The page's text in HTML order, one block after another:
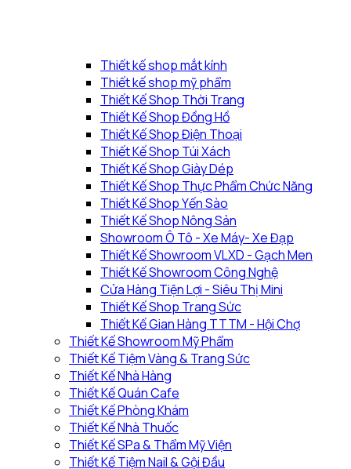
Thiết kế shop mắt kính
Thiết kế shop mỹ phẩm
Thiết Kế Shop Thời Trang
Thiết Kế Shop Đồng Hồ
Thiết Kế Shop Điện Thoại
Thiết Kế Shop Túi Xách
Thiết Kế Shop Giày Dép
Thiết Kế Shop Thực Phẩm Chức Năng
Thiết Kế Shop Yến Sào
Thiết Kế Shop Nông Sản
Showroom Ô Tô - Xe Máy- Xe Đạp
Thiết Kế Showroom VLXD - Gạch Men
Thiết Kế Showroom Công Nghệ
Cửa Hàng Tiện Lợi - Siêu Thị Mini
Thiết Kế Shop Trang Sức
Thiết Kế Gian Hàng TTTM - Hội Chợ
Thiết Kế Showroom Mỹ Phẩm
Thiết Kế Tiệm Vàng & Trang Sức
Thiết Kế Nhà Hàng
Thiết Kế Quán Cafe
Thiết Kế Phòng Khám
Thiết Kế Nhà Thuốc
Thiết Kế SPa & Thẩm Mỹ Viện
Thiết Kế Tiệm Nail & Gội Đầu